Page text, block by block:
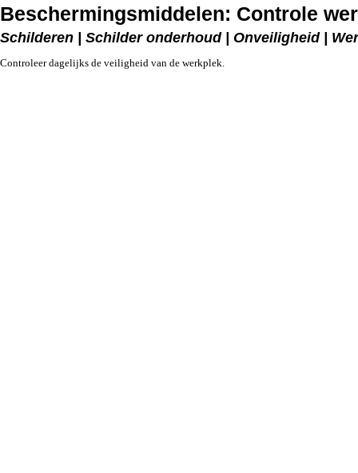
Beschermingsmiddelen: Controle
Schilderen | Schilder onderhoud | Onveiligheid |
Controleer dagelijks de veiligheid van de werkplek.